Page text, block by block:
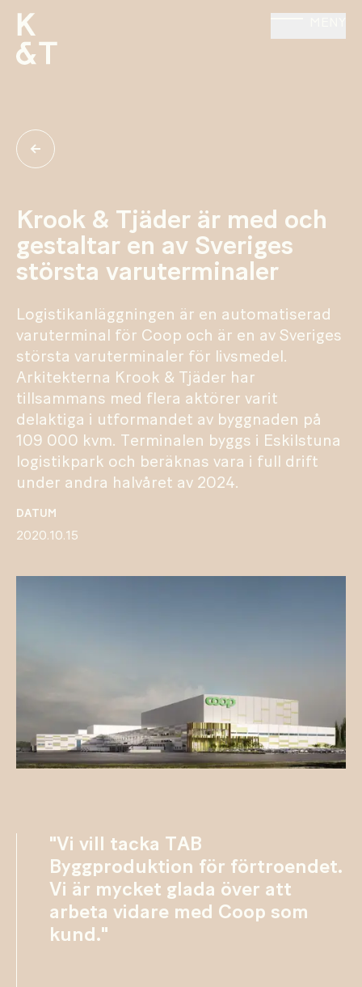
Krook & Tjäder är med och
gestaltar en av Sveriges
största varuterminaler
DATUM
2020.10.15
Logistikanläggningen är en automatiserad
varuterminal för Coop och är en av Sveriges
största varuterminaler för livsmedel.
Arkitekterna Krook & Tjäder har
tillsammans med flera aktörer varit
delaktiga i utformandet av byggnaden på
109 000 kvm. Terminalen byggs i Eskilstuna
logistikpark och beräknas vara i full drift
under andra halvåret av 2024.
"Vi vill tacka TAB
Byggproduktion för förtroendet.
Vi är mycket glada över att
arbeta vidare med Coop som
kund."